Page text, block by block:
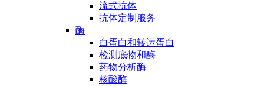
流式抗体
抗体定制服务
酶
白蛋白和转运蛋白
检测底物和酶
药物分析酶
核酸酶